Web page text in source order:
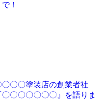
！
〇〇〇塗装店の創業者社
〇〇〇〇〇〇』を語りま